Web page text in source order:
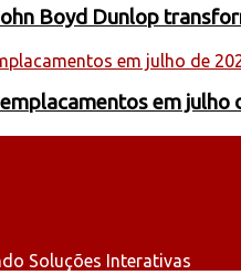
Boyd Dunlop
em julho
Soluções Interativas